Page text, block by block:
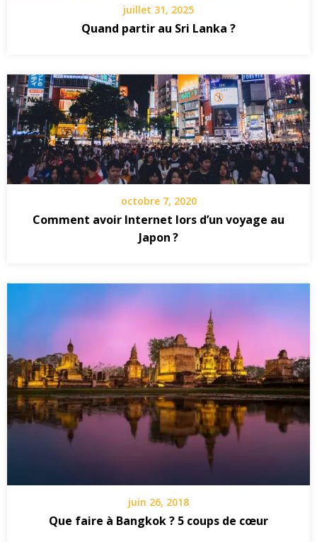
juillet 31, 2025
Quand partir au Sri Lanka ?
octobre 7, 2020
Comment avoir Internet lors d’un voyage au
Japon ?
juin 26, 2018
Que faire à Bangkok ? 5 coups de cœur